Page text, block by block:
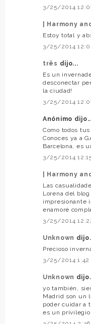
3/25/2014
| Harmony
Estoy total y
3/25/2014
três dijo...
Es un
desconectar
la ciudad!
3/25/2014
Anónimo
Como todos tus
Conoces ya a
Barcelona, es
3/25/2014
| Harmony
Las
Lorena del
impresionante
enamoré
3/25/2014
Unknown
Precioso
3/25/2014 1:42
Unknown
yo también,
Madrid son un
poder cuidar a
es un